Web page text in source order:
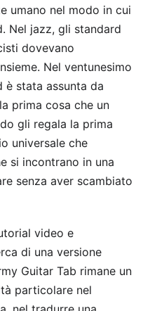
umano nel modo in cui
Nel jazz, gli standard
dovevano
Nel ventunesimo
è stata assunta da
prima cosa che un
gli regala la prima
universale che
si incontrano in una
senza aver scambiato
video e
di una versione
Guitar Tab rimane un
particolare nel